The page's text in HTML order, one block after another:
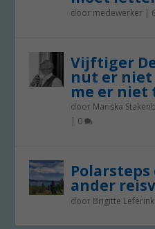
door medewerker |
Vijftiger
nut er niet
me er niet
door Mariska
| 0
ander
door Brigitte Leferink